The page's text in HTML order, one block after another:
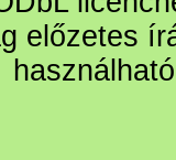
előzetes